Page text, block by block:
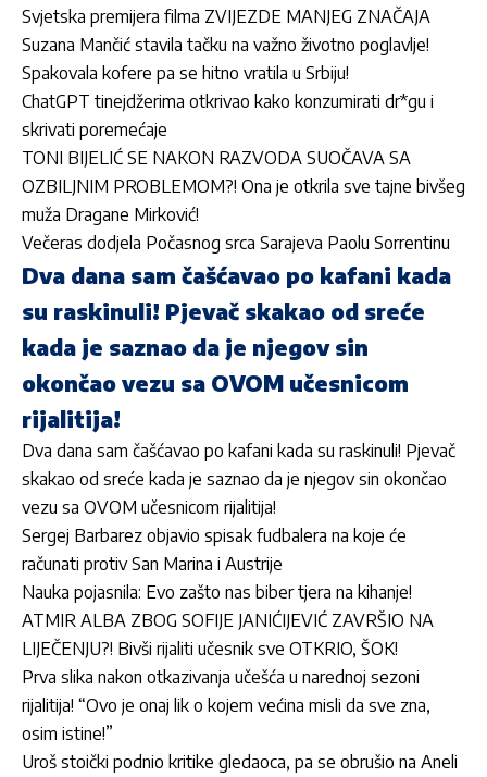
Svjetska premijera filma ZVIJEZDE MANJEG ZNAČAJA
Suzana Mančić stavila tačku na važno životno poglavlje!
Spakovala kofere pa se hitno vratila u Srbiju!
ChatGPT tinejdžerima otkrivao kako konzumirati dr*gu i
skrivati poremećaje
TONI BIJELIĆ SE NAKON RAZVODA SUOČAVA SA
OZBILJNIM PROBLEMOM?! Ona je otkrila sve tajne bivšeg
muža Dragane Mirković!
Večeras dodjela Počasnog srca Sarajeva Paolu Sorrentinu
Dva dana sam čašćavao po kafani kada
su raskinuli! Pjevač skakao od sreće
kada je saznao da je njegov sin
okončao vezu sa OVOM učesnicom
rijalitija!
Dva dana sam čašćavao po kafani kada su raskinuli! Pjevač
skakao od sreće kada je saznao da je njegov sin okončao
vezu sa OVOM učesnicom rijalitija!
Sergej Barbarez objavio spisak fudbalera na koje će
računati protiv San Marina i Austrije
Nauka pojasnila: Evo zašto nas biber tjera na kihanje!
ATMIR ALBA ZBOG SOFIJE JANIĆIJEVIĆ ZAVRŠIO NA
LIJEČENJU?! Bivši rijaliti učesnik sve OTKRIO, ŠOK!
Prva slika nakon otkazivanja učešća u narednoj sezoni
rijalitija! “Ovo je onaj lik o kojem većina misli da sve zna,
osim istine!”
Uroš stoički podnio kritike gledaoca, pa se obrušio na Aneli